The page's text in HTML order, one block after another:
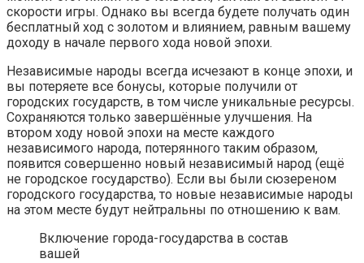
скорости игры. Однако вы всегда будете получать один
бесплатный ход с золотом и влиянием, равным вашему
доходу в начале первого хода новой эпохи.
Независимые народы всегда исчезают в конце эпохи, и
вы потеряете все бонусы, которые получили от
городских государств, в том числе уникальные ресурсы.
Сохраняются только завершённые улучшения. На
втором ходу новой эпохи на месте каждого
независимого народа, потерянного таким образом,
появится совершенно новый независимый народ (ещё
не городское государство). Если вы были сюзереном
городского государства, то новые независимые народы
на этом месте будут нейтральны по отношению к вам.
Включение города-государства в состав
вашей